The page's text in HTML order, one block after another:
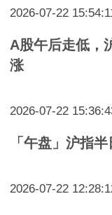
2026-07-22
A股午后走低，
涨
2026-07-22
「午盘」沪指
2026-07-22